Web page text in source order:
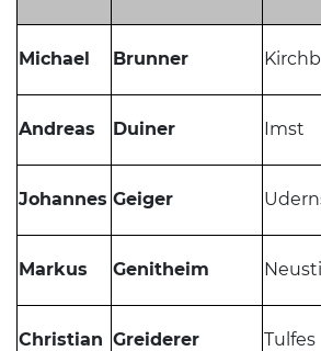
Michael Brunner
Andreas Duiner Imst
Johannes Geiger
Markus Genitheim
Christian Greiderer Tulfes